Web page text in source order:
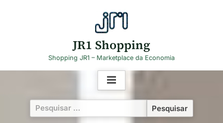
JR1 Shopping
Shopping JR1 – Marketplace da Economia
Pesquisar
por: